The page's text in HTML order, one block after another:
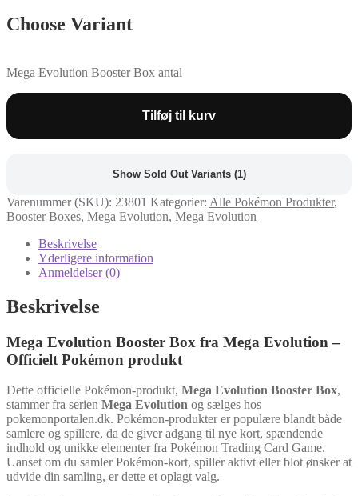
Choose Variant
Mega Evolution Booster Box antal
Tilføj til kurv
Show Sold Out Variants (1)
Varenummer (SKU): 23801 Kategorier: Alle Pokémon Produkter,
Booster Boxes, Mega Evolution, Mega Evolution
Beskrivelse
Yderligere information
Anmeldelser (0)
Beskrivelse
Mega Evolution Booster Box fra Mega Evolution –
Officielt Pokémon produkt
Dette officielle Pokémon-produkt, Mega Evolution Booster Box,
stammer fra serien Mega Evolution og sælges hos
pokemonportalen.dk. Pokémon-produkter er populære blandt både
samlere og spillere, da de giver adgang til nye kort, spændende
indhold og unikke elementer fra Pokémon Trading Card Game.
Uanset om du samler Pokémon-kort, spiller aktivt eller blot ønsker at
udvide din samling, er dette et oplagt valg.